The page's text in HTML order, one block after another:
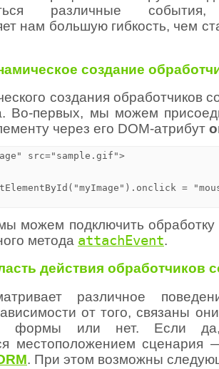
различные
нам большую гибкость, чем
создание
создания обработчиков
Во-первых, мы можем
через его DOM-атрибут
src="sample.gif">
=
можем подключить
метода attachEvent.
действия обработчиков
различное
от того, связаны
формы или нет. Если
местоположением сценария
. При этом возможны